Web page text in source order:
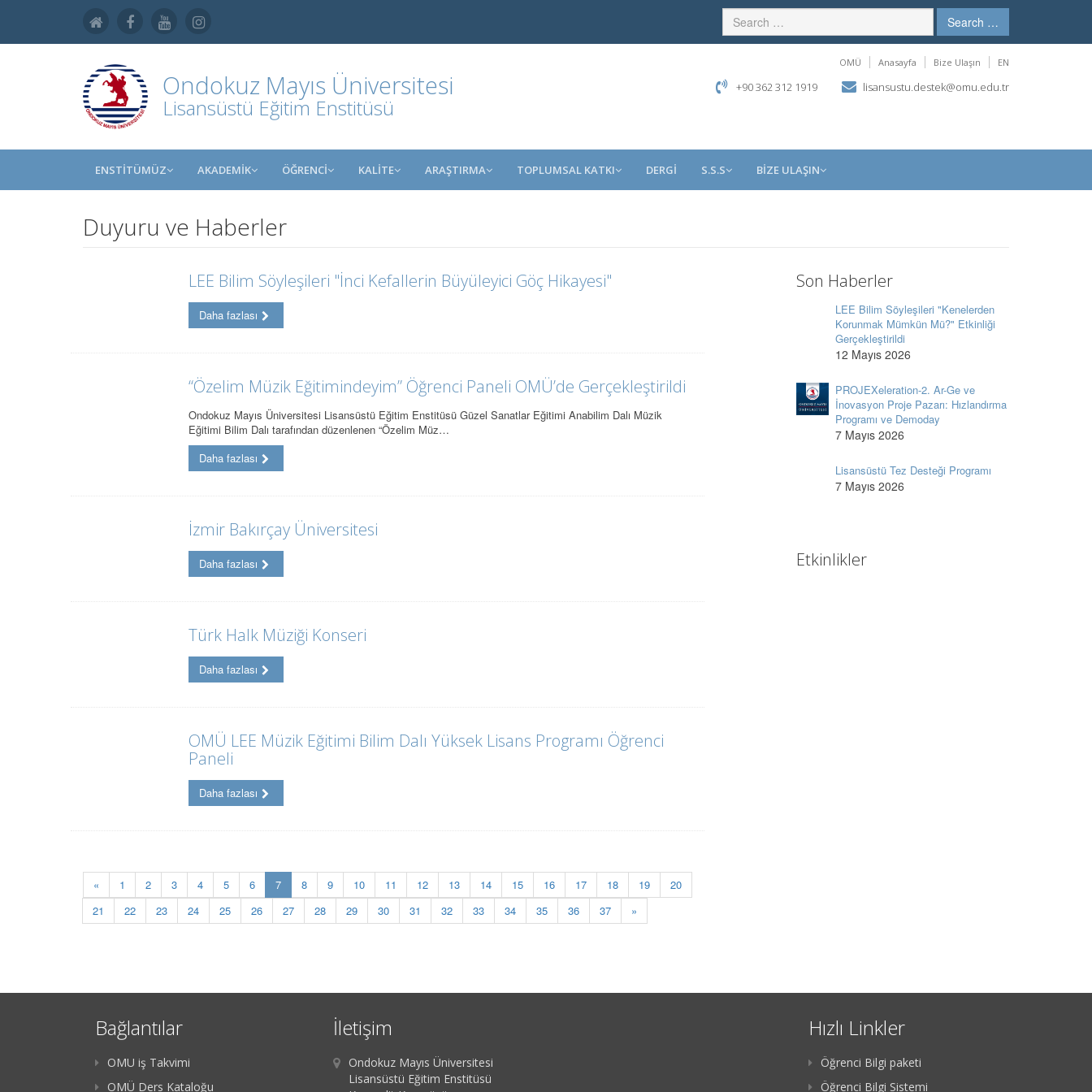
Search …
Ondokuz Mayıs Üniversitesi
Lisansüstü Eğitim Enstitüsü
OMÜ Anasayfa Bize Ulaşın EN
+90 362 312 1919 lisansustu.destek@omu.edu.tr
ENSTİTÜMÜZ AKADEMİK ÖĞRENCİ KALİTE ARAŞTIRMA TOPLUMSAL KATKI DERGİ S.S.S BİZE ULAŞIN
Duyuru ve Haberler
LEE Bilim Söyleşileri "İnci Kefallerin Büyüleyici Göç Hikayesi"
Daha fazlası
“Özelim Müzik Eğitimindeyim” Öğrenci Paneli OMÜ’de Gerçekleştirildi
Ondokuz Mayıs Üniversitesi Lisansüstü Eğitim Enstitüsü Güzel Sanatlar Eğitimi Anabilim Dalı Müzik
Eğitimi Bilim Dalı tarafından düzenlenen “Özelim Müz…
Daha fazlası
İzmir Bakırçay Üniversitesi
Daha fazlası
Türk Halk Müziği Konseri
Daha fazlası
OMÜ LEE Müzik Eğitimi Bilim Dalı Yüksek Lisans Programı Öğrenci
Paneli
Daha fazlası
« 1 2 3 4 5 6 7(current)
8 9 10 11 12 13 14 15 16 17 18 19
20
21
22 23 24 25 26 27 28 29 30 31 32 33 34 35 36 37 »
Son Haberler
LEE Bilim Söyleşileri "Kenelerden
Korunmak Mümkün Mü?" Etkinliği
Gerçekleştirildi
12 Mayıs 2026
PROJEXeleration-2. Ar-Ge ve
İnovasyon Proje Pazarı: Hızlandırma
Programı ve Demoday
7 Mayıs 2026
Lisansüstü Tez Desteği Programı
7 Mayıs 2026
Etkinlikler
Bağlantılar
OMU iş Takvimi
OMÜ Ders Kataloğu
İletişim
Ondokuz Mayıs Üniversitesi
Lisansüstü Eğitim Enstitüsü
Hızlı Linkler
Öğrenci Bilgi paketi
Öğrenci Bilgi Sistemi